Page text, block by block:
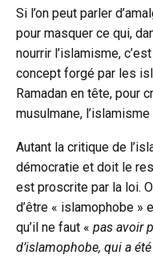
Si l’on peut parler
pour masquer ce qui,
nourrir l’islamisme,
concept forgé par les
Ramadan en tête, pour
musulmane,
Autant la critique de
démocratie et doit le
est proscrite par la loi.
d’être « islamophobe »
qu’il ne faut « pas avoir
d’islamophobe, qui a